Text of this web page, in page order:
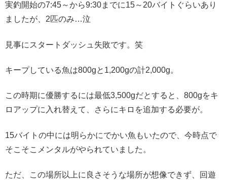
実釣開始の7:45～から9:30までに15～20バイトぐらいあり
ましたが、2匹のみ…泣
見事にスタートダッシュ失敗です。笑
キープしている魚は800gと1,200gの計2,000g。
この時期に優勝するには最低3,500gだとすると、800gをキ
ロアップに入れ替えて、さらにキロを追加する必要が。
15バイトの中には明らかにでかい魚もいたので、今時点で
そこそこメンタルがやられていました。
ただ、この場所以上に良さそうな場所が想像できず、回遊